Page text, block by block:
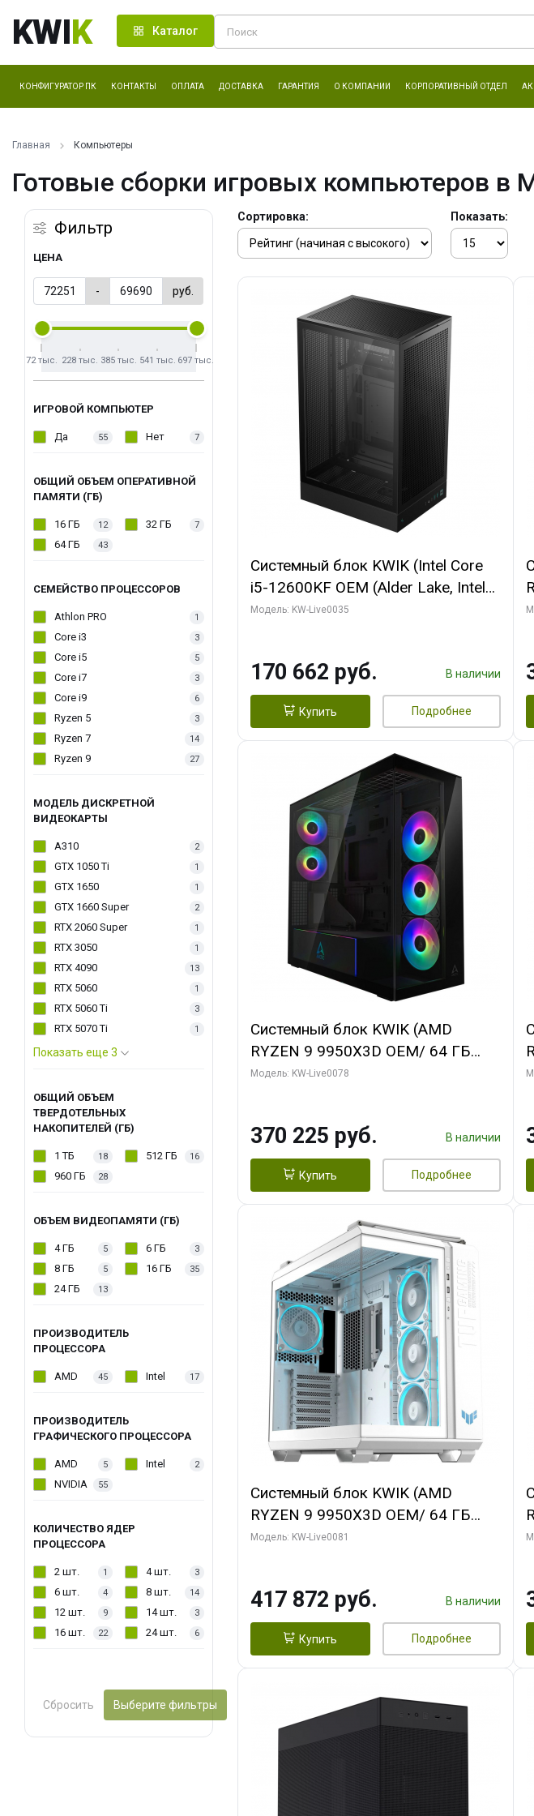
KWIK Каталог
КОНФИГУРАТОР ПК КОНТАКТЫ ОПЛАТА ДОСТАВКА ГАРАНТИЯ О КОМПАНИИ КОРПОРАТИВНЫЙ ОТДЕЛ
Главная Компьютеры
Готовые сборки игровых компьютеров в
Фильтр
ЦЕНА
- руб.
72 тыс. 228 тыс. 385 тыс. 541 тыс. 697 тыс.
ИГРОВОЙ КОМПЬЮТЕР
Да 55 Нет 7
ОБЩИЙ ОБЪЕМ ОПЕРАТИВНОЙ
ПАМЯТИ (ГБ)
16 ГБ 12 32 ГБ 7
64 ГБ 43
СЕМЕЙСТВО ПРОЦЕССОРОВ
Athlon PRO 1
Core i3 3
Core i5 5
Core i7 3
Core i9 6
Ryzen 5 3
Ryzen 7 14
Ryzen 9 27
МОДЕЛЬ ДИСКРЕТНОЙ
ВИДЕОКАРТЫ
A310 2
GTX 1050 Ti 1
GTX 1650 1
GTX 1660 Super 2
RTX 2060 Super 1
RTX 3050 1
RTX 4090 13
RTX 5060 1
RTX 5060 Ti 3
RTX 5070 Ti 1
Показать еще 3
ОБЩИЙ ОБЪЕМ
ТВЕРДОТЕЛЬНЫХ
НАКОПИТЕЛЕЙ (ГБ)
1 ТБ 18 512 ГБ 16
960 ГБ 28
ОБЪЕМ ВИДЕОПАМЯТИ (ГБ)
4 ГБ 5 6 ГБ 3
8 ГБ 5 16 ГБ 35
24 ГБ 13
ПРОИЗВОДИТЕЛЬ
ПРОЦЕССОРА
AMD 45 Intel 17
ПРОИЗВОДИТЕЛЬ
ГРАФИЧЕСКОГО ПРОЦЕССОРА
AMD 5 Intel 2
NVIDIA 55
КОЛИЧЕСТВО ЯДЕР
ПРОЦЕССОРА
2 шт. 1 4 шт. 3
6 шт. 4 8 шт. 14
12 шт. 9 14 шт. 3
16 шт. 22 24 шт. 6
Сбросить Выберите фильтры
Сортировка: Показать:
Системный блок KWIK (Intel Core
i5-12600KF OEM (Alder Lake, Intel
7, C10 4EC/6PC// 64 ГБ ОЗУ/ Ninja
SSD)
Модель: KW-Live0035
170 662 руб. В наличии
Купить Подробнее
Системный блок KWIK (AMD
RYZEN 9 9950X3D OEM/ 64 ГБ
ОЗУ/ Palit RTX5080 GAMINGPRO
Модель: KW-Live0078
370 225 руб. В наличии
Купить Подробнее
Системный блок KWIK (AMD
RYZEN 9 9950X3D OEM/ 64 ГБ
ОЗУ/ Gigabyte RTX5080 XTREME
Модель: KW-Live0081
417 872 руб. В наличии
Купить Подробнее